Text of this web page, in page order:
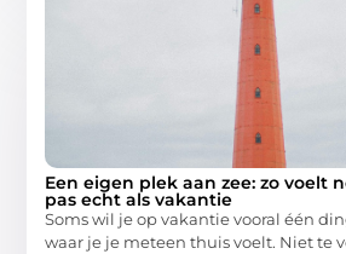
Een eigen plek aan zee: zo voelt
pas echt als vakantie
Soms wil je op vakantie vooral één
waar je je meteen thuis voelt. Niet te